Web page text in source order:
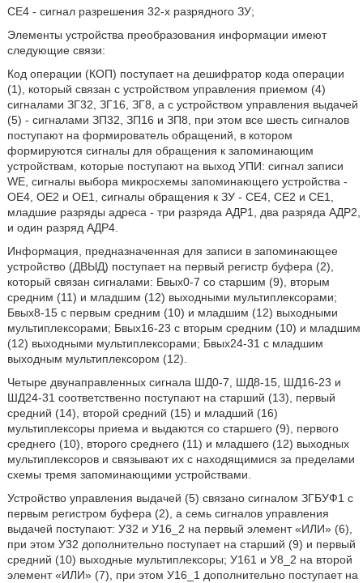
СЕ4 - сигнал разрешения 32-х разрядного ЗУ;
Элементы устройства преобразования информации имеют
следующие связи:
Код операции (КОП) поступает на дешифратор кода операции
(1), который связан с устройством управления приемом (4)
сигналами ЗГ32, ЗГ16, ЗГ8, а с устройством управления выдачей
(5) - сигналами ЗП32, ЗП16 и ЗП8, при этом все шесть сигналов
поступают на формирователь обращений, в котором
формируются сигналы для обращения к запоминающим
устройствам, которые поступают на выход УПИ: сигнал записи
WE, сигналы выбора микросхемы запоминающего устройства -
ОЕ4, ОЕ2 и ОЕ1, сигналы обращения к ЗУ - СЕ4, СЕ2 и СЕ1,
младшие разряды адреса - три разряда АДР1, два разряда АДР2,
и один разряд АДР4.
Информация, предназначенная для записи в запоминающее
устройство (ДВЫД) поступает на первый регистр буфера (2),
который связан сигналами: Бвых0-7 со старшим (9), вторым
средним (11) и младшим (12) выходными мультиплексорами;
Бвых8-15 с первым средним (10) и младшим (12) выходными
мультиплексорами; Бвых16-23 с вторым средним (10) и младшим
(12) выходными мультиплексорами; Бвых24-31 с младшим
выходным мультиплексором (12).
Четыре двунаправленных сигнала ШД0-7, ШД8-15, ШД16-23 и
ШД24-31 соответственно поступают на старший (13), первый
средний (14), второй средний (15) и младший (16)
мультиплексоры приема и выдаются со старшего (9), первого
среднего (10), второго среднего (11) и младшего (12) выходных
мультиплексоров и связывают их с находящимися за пределами
схемы тремя запоминающими устройствами.
Устройство управления выдачей (5) связано сигналом ЗГБУФ1 с
первым регистром буфера (2), а семь сигналов управления
выдачей поступают: У32 и У16_2 на первый элемент «ИЛИ» (6),
при этом У32 дополнительно поступает на старший (9) и первый
средний (10) выходные мультиплексоры; У161 и У8_2 на второй
элемент «ИЛИ» (7), при этом У16_1 дополнительно поступает на